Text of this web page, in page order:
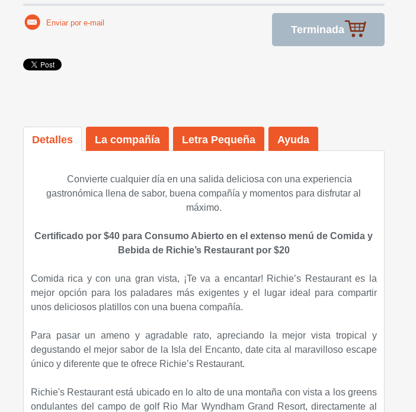
Terminada
Enviar por e-mail
Detalles La compañía Letra Pequeña Ayuda
Convierte cualquier día en una salida deliciosa con una experiencia
gastronómica llena de sabor, buena compañía y momentos para disfrutar al
máximo.
Certificado por $40 para Consumo Abierto en el extenso menú de Comida y
Bebida de Richie’s Restaurant por $20
Comida rica y con una gran vista, ¡Te va a encantar! Richie’s Restaurant es la
mejor opción para los paladares más exigentes y el lugar ideal para compartir
unos deliciosos platillos con una buena compañía.
Para pasar un ameno y agradable rato, apreciando la mejor vista tropical y
degustando el mejor sabor de la Isla del Encanto, date cita al maravilloso escape
único y diferente que te ofrece Richie’s Restaurant.
Richie's Restaurant está ubicado en lo alto de una montaña con vista a los greens
ondulantes del campo de golf Rio Mar Wyndham Grand Resort, directamente al